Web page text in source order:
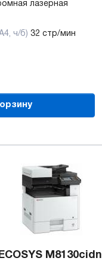
лазерная
ч/б) 32 стр/мин
M8130cidn